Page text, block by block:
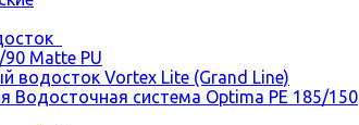
Matte PU
водосток Vortex Lite (Grand Line)
Водосточная система Optima PE 185/150